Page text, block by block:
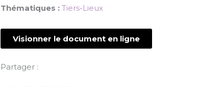
Thématiques : Tiers-Lieux
Visionner le document en ligne
Partager :